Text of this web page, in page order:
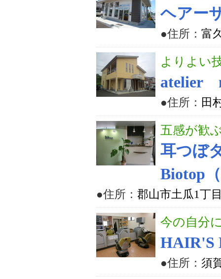
ヘアー
●住所： 富
よりよい
atelier
●住所： 田
五感が歓
耳つぼ
Biotop
●住所： 郡山市土瓜1丁
今の自分
HAIR'S
●住所： 須